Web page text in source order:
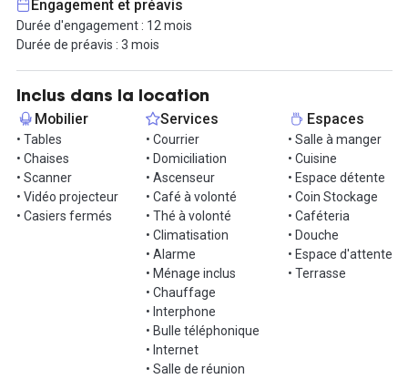
que 2 terrasses privatives.
Plusieurs parties communes sont partagées, à savoir : rez-de-
chaussée de 316 m² et sous-sol de 169 m² comprenant des
grands espaces chill et déjeuner, des espaces de réunion, et
parking vélo.
Plusieurs stations de métro à proximité :
République : 700 m,
Jacques Bonsergent : 250 m,
Château d’Eau : 500 m.
Contactez-nous pour plus d'informations ou une visite !
Informations complémentaires sur cet espace de
D'autres plateaux disponibles de pour monter jusqu'à 210 postes
Engagement et préavis
Durée d'engagement : 12 mois
Durée de préavis : 3 mois
Inclus dans la location
Mobilier
• Tables
• Chaises
• Scanner
• Vidéo projecteur
• Casiers fermés
Services
• Courrier
• Domiciliation
• Ascenseur
• Café à volonté
• Thé à volonté
• Climatisation
• Alarme
• Ménage inclus
• Chauffage
• Interphone
• Bulle téléphonique
• Internet
• Salle de réunion
Espaces
• Salle à manger
• Cuisine
• Espace détente
• Coin Stockage
• Caféteria
• Douche
• Espace d'attente
• Terrasse